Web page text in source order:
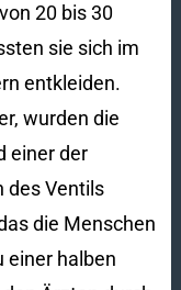
20 bis 30
sie sich im
entkleiden.
wurden die
einer der
des Ventils
die Menschen
einer halben